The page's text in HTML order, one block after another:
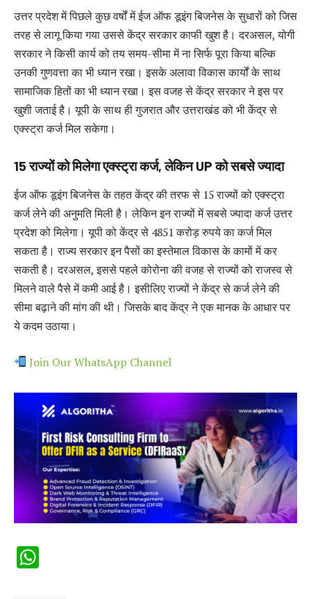
उत्तर प्रदेश में पिछले कुछ वर्षों में ईज ऑफ डूइंग बिजनेस के सुधारों को जिस
तरह से लागू किया गया उससे केंद्र सरकार काफी खुश है। दरअसल, योगी
सरकार ने किसी कार्य को तय समय-सीमा में ना सिर्फ पूरा किया बल्कि
उनकी गुणवत्ता का भी ध्यान रखा। इसके अलावा विकास कार्यों के साथ
सामाजिक हितों का भी ध्यान रखा। इस वजह से केंद्र सरकार ने इस पर
खुशी जताई है। यूपी के साथ ही गुजरात और उत्तराखंड को भी केंद्र से
एक्स्ट्रा कर्ज मिल सकेगा।
15 राज्यों को मिलेगा एक्स्ट्रा कर्ज, लेकिन UP को सबसे ज्यादा
ईज ऑफ डूइंग बिजनेस के तहत केंद्र की तरफ से 15 राज्यों को एक्स्ट्रा
कर्ज लेने की अनुमति मिली है। लेकिन इन राज्यों में सबसे ज्यादा कर्ज उत्तर
प्रदेश को मिलेगा। यूपी को केंद्र से 4851 करोड़ रुपये का कर्ज मिल
सकता है। राज्य सरकार इन पैसों का इस्तेमाल विकास के कामों में कर
सकती है। दरअसल, इससे पहले कोरोना की वजह से राज्यों को राजस्व से
मिलने वाले पैसे में कमी आई है। इसीलिए राज्यों ने केंद्र से कर्ज लेने की
सीमा बढ़ाने की मांग की थी। जिसके बाद केंद्र ने एक मानक के आधार पर
ये कदम उठाया।
Join Our WhatsApp Channel